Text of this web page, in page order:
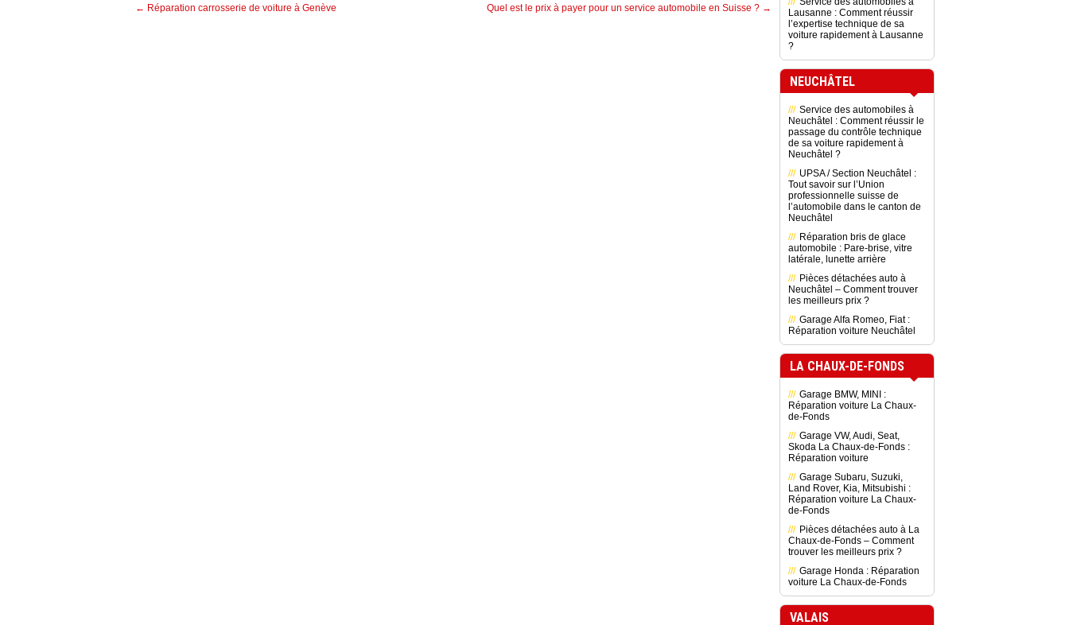
Post
← Réparation carrosserie de voiture à Genève Quel est le prix à payer pour un service automobile en Suisse ? →
Lausanne : Comment réussir
l’expertise technique de sa
voiture rapidement à Lausanne
?
NEUCHÂTEL
Service des automobiles à
Neuchâtel : Comment réussir le
passage du contrôle technique
de sa voiture rapidement à
Neuchâtel ?
UPSA / Section Neuchâtel :
Tout savoir sur l’Union
professionnelle suisse de
l’automobile dans le canton de
Neuchâtel
Réparation bris de glace
automobile : Pare-brise, vitre
latérale, lunette arrière
Pièces détachées auto à
Neuchâtel – Comment trouver
les meilleurs prix ?
Garage Alfa Romeo, Fiat :
Réparation voiture Neuchâtel
LA CHAUX-DE-FONDS
Garage BMW, MINI :
Réparation voiture La Chaux-
de-Fonds
Garage VW, Audi, Seat,
Skoda La Chaux-de-Fonds :
Réparation voiture
Garage Subaru, Suzuki,
Land Rover, Kia, Mitsubishi :
Réparation voiture La Chaux-
de-Fonds
Pièces détachées auto à La
Chaux-de-Fonds – Comment
trouver les meilleurs prix ?
Garage Honda : Réparation
voiture La Chaux-de-Fonds
VALAIS